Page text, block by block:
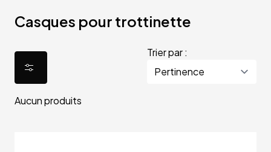
Casques pour trottinette
Trier par :
Aucun produits